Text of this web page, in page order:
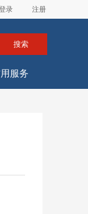
录 注册
搜索
服务